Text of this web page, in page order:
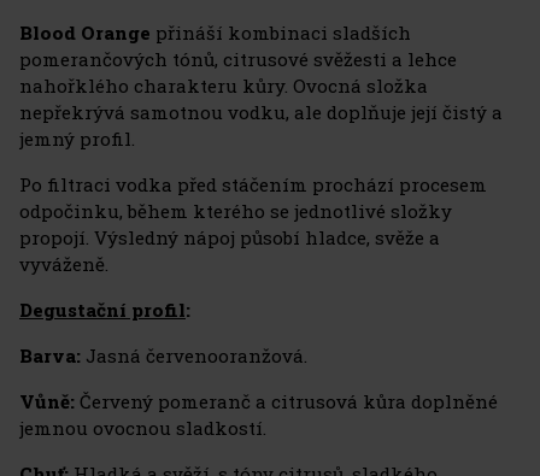
Blood Orange přináší kombinaci sladších
pomerančových tónů, citrusové svěžesti a lehce
nahořklého charakteru kůry. Ovocná složka
nepřekrývá samotnou vodku, ale doplňuje její čistý a
jemný profil.
Po filtraci vodka před stáčením prochází procesem
odpočinku, během kterého se jednotlivé složky
propojí. Výsledný nápoj působí hladce, svěže a
vyváženě.
Degustační profil:
Barva: Jasná červenooranžová.
Vůně: Červený pomeranč a citrusová kůra doplněné
jemnou ovocnou sladkostí.